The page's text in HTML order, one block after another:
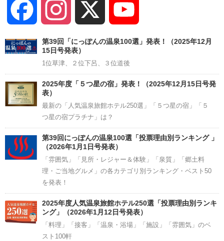
Facebook Instagram
Channel
第39回「にっぽんの温泉100選」発表！（2025年12月
15日号発表）
1位草津、２位下呂、３位道後
2025年度「５つ星の宿」発表！（2025年12月15日号発
表）
最新の「人気温泉旅館ホテル250選」「５つ星の宿」「５
つ星の宿プラチナ」は？
第39回にっぽんの温泉100選「投票理由別ランキング 」
（2026年1月1日号発表）
「雰囲気」「見所・レジャー＆体験」「泉質」「郷土料
理・ご当地グルメ」の各カテゴリ別ランキング・ベスト50
を発表！
2025年度人気温泉旅館ホテル250選「投票理由別ランキ
ング」（2026年1月12日号発表）
「料理」「接客」「温泉・浴場」「施設」「雰囲気」のベ
スト100軒